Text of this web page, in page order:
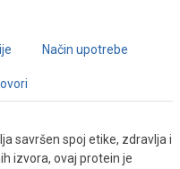
Način upotrebe
savršen spoj etike, zdravlja i
izvora, ovaj protein je